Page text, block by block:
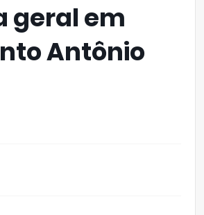
geral em
Antônio